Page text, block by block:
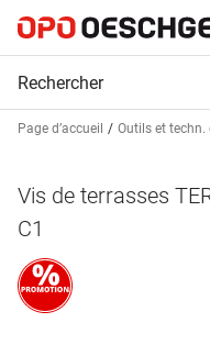
Page d’accueil Outils et techn.
Vis de terrasses
C1